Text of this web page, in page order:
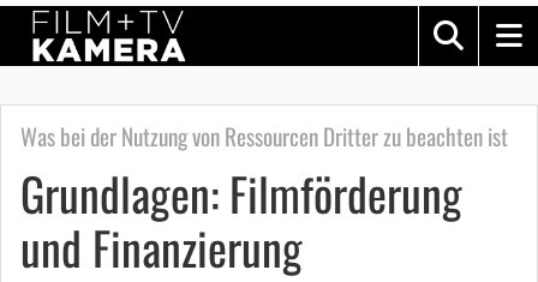
Was bei der Nutzung von Ressourcen Dritter zu beachten ist
Grundlagen: Filmförderung
und Finanzierung